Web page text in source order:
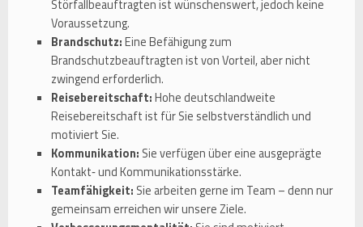
Störfallbeauftragten ist wünschenswert, jedoch keine
Voraussetzung.
Brandschutz:Eine Befähigung zum
Brandschutzbeauftragten ist von Vorteil, aber nicht
zwingend erforderlich.
Reisebereitschaft:Hohe deutschlandweite
Reisebereitschaft ist für Sie selbstverständlich und
motiviert Sie.
Kommunikation: Sie verfügen über eine ausgeprägte
Kontakt‑ und Kommunikationsstärke.
Teamfähigkeit: Sie arbeiten gerne im Team – denn nur
gemeinsam erreichen wir unsere Ziele.